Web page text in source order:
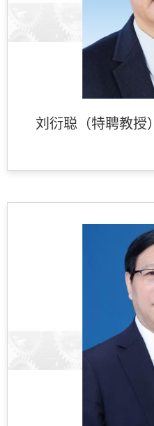
刘衍聪（特聘教授）